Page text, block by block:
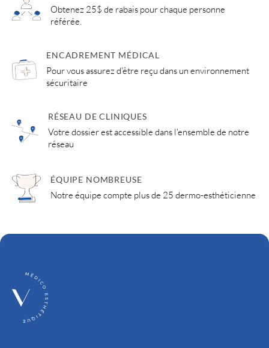
Obtenez 25$ de rabais pour chaque personne
référée.
ENCADREMENT MÉDICAL
Pour vous assurez d'être reçu dans un environnement
sécuritaire
RÉSEAU DE CLINIQUES
Votre dossier est accessible dans l'ensemble de notre
réseau
ÉQUIPE NOMBREUSE
Notre équipe compte plus de 25 dermo-esthéticienne